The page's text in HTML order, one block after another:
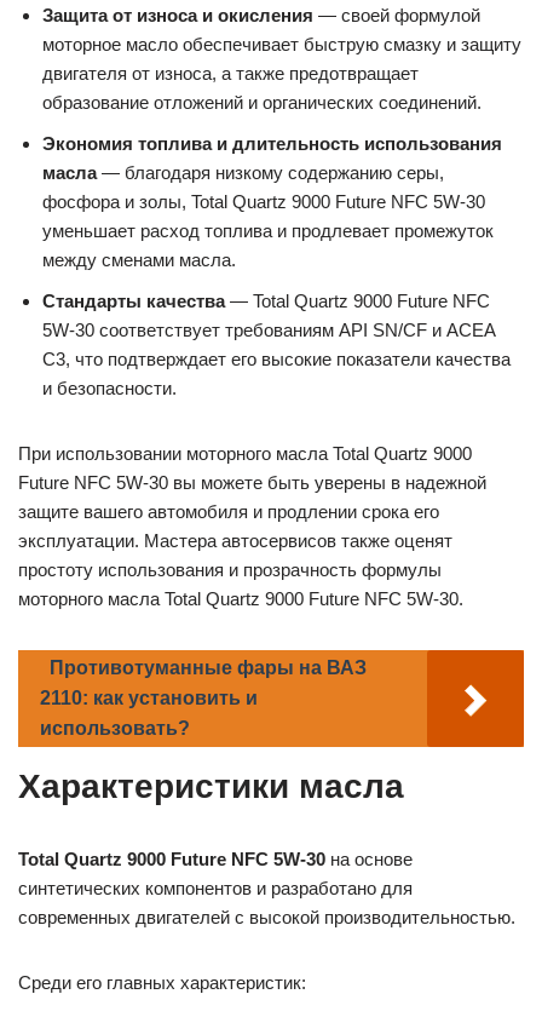
Защита от износа и окисления — своей формулой
моторное масло обеспечивает быструю смазку и защиту
двигателя от износа, а также предотвращает
образование отложений и органических соединений.
Экономия топлива и длительность использования
масла— благодаря низкому содержанию серы,
фосфора и золы, Total Quartz 9000 Future NFC 5W-30
уменьшает расход топлива и продлевает промежуток
между сменами масла.
Стандарты качества— Total Quartz 9000 Future NFC
5W-30 соответствует требованиям API SN/CF и ACEA
C3, что подтверждает его высокие показатели качества
и безопасности.
При использовании моторного масла Total Quartz 9000
Future NFC 5W-30 вы можете быть уверены в надежной
защите вашего автомобиля и продлении срока его
эксплуатации. Мастера автосервисов также оценят
простоту использования и прозрачность формулы
моторного масла Total Quartz 9000 Future NFC 5W-30.
Противотуманные фары на ВАЗ
2110: как установить и
использовать?
Характеристики масла
Total Quartz 9000 Future NFC 5W-30 на основе
синтетических компонентов и разработано для
современных двигателей с высокой производительностью.
Среди его главных характеристик: